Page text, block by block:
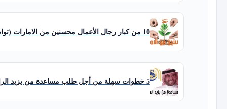
10 من كبار رجال الأعمال محسنين من الامارات (تواصل رسمي ومباشر)
5 خطوات سهلة من أجل طلب مساعدة من يزيد الراجحي مقبولة وسريعة